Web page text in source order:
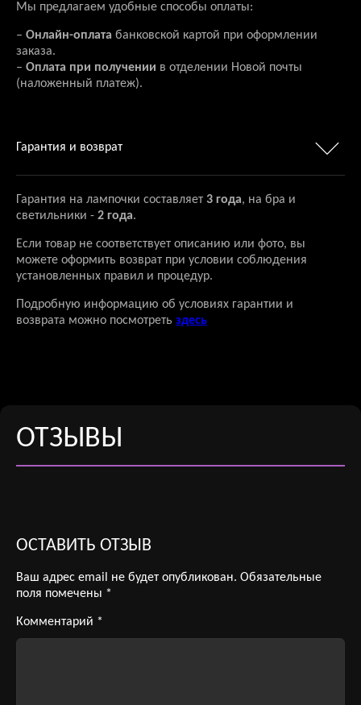
Мы предлагаем удобные способы оплаты:
– Онлайн-оплата банковской картой при оформлении
заказа.
– Оплата при получении в отделении Новой почты
(наложенный платеж).
Гарантия и возврат
Гарантия на лампочки составляет 3 года, на бра и
светильники - 2 года.
Если товар не соответствует описанию или фото, вы
можете оформить возврат при условии соблюдения
установленных правил и процедур.
Подробную информацию об условиях гарантии и
возврата можно посмотреть здесь
ОТЗЫВЫ
ОСТАВИТЬ ОТЗЫВ
Ваш адрес email не будет опубликован. Обязательные
поля помечены *
Комментарий *